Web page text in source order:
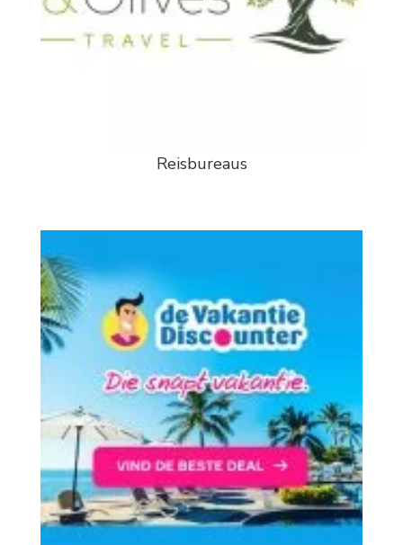
Reisbureaus